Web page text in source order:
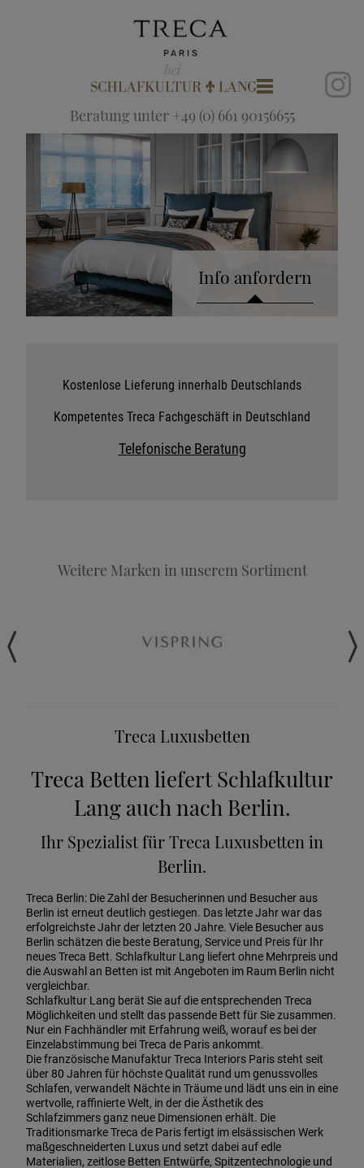
Beratung unter +49 (0) 661 90156655
Info anfordern
Stoffkollektion anfordern
Telefonische Beratung anfordern
Kostenlose Lieferung innerhalb Deutschlands
Kompetentes Treca Fachgeschäft in Deutschland
Telefonische Beratung
Weitere Marken in unserem Sortiment
Treca Luxusbetten
Treca Betten liefert Schlafkultur
Lang auch nach Berlin.
Ihr Spezialist für Treca Luxusbetten in
Berlin.
Treca Berlin: Die Zahl der Besucherinnen und Besucher aus
Berlin ist erneut deutlich gestiegen. Das letzte Jahr war das
erfolgreichste Jahr der letzten 20 Jahre. Viele Besucher aus
Berlin schätzen die beste Beratung, Service und Preis für Ihr
neues Treca Bett. Schlafkultur Lang liefert ohne Mehrpreis und
die Auswahl an Betten ist mit Angeboten im Raum Berlin nicht
vergleichbar.
Schlafkultur Lang berät Sie auf die entsprechenden Treca
Möglichkeiten und stellt das passende Bett für Sie zusammen.
Nur ein Fachhändler mit Erfahrung weiß, worauf es bei der
Einzelabstimmung bei Treca de Paris ankommt.
Die französische Manufaktur Treca Interiors Paris steht seit
über 80 Jahren für höchste Qualität rund um genussvolles
Schlafen, verwandelt Nächte in Träume und lädt uns ein in eine
wertvolle, raffinierte Welt, in der die Ästhetik des
Schlafzimmers ganz neue Dimensionen erhält. Die
Traditionsmarke Treca de Paris fertigt im elsässischen Werk
maßgeschneiderten Luxus und setzt dabei auf edle
Materialien, zeitlose Betten Entwürfe, Spitzentechnologie und